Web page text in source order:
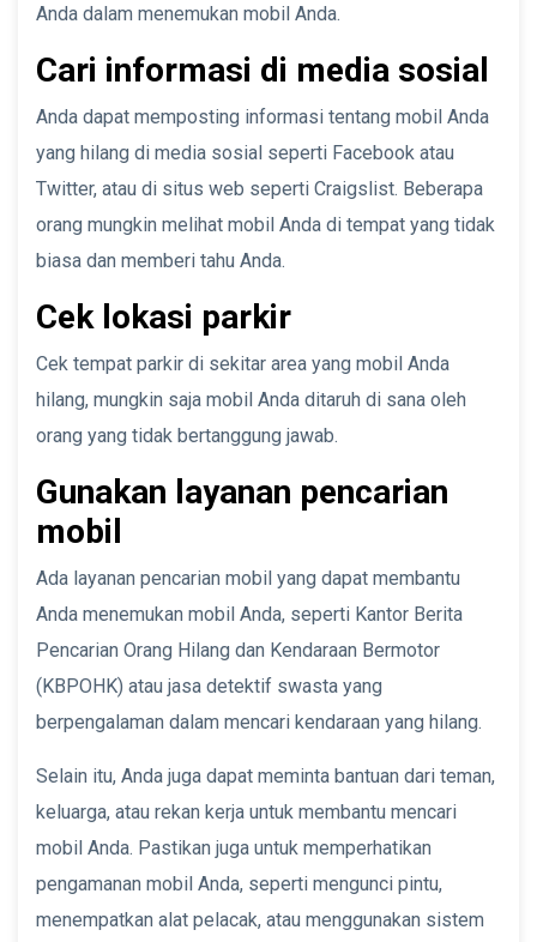
Anda dalam menemukan mobil Anda.
Cari informasi di media sosial
Anda dapat memposting informasi tentang mobil Anda
yang hilang di media sosial seperti Facebook atau
Twitter, atau di situs web seperti Craigslist. Beberapa
orang mungkin melihat mobil Anda di tempat yang tidak
biasa dan memberi tahu Anda.
Cek lokasi parkir
Cek tempat parkir di sekitar area yang mobil Anda
hilang, mungkin saja mobil Anda ditaruh di sana oleh
orang yang tidak bertanggung jawab.
Gunakan layanan pencarian
mobil
Ada layanan pencarian mobil yang dapat membantu
Anda menemukan mobil Anda, seperti Kantor Berita
Pencarian Orang Hilang dan Kendaraan Bermotor
(KBPOHK) atau jasa detektif swasta yang
berpengalaman dalam mencari kendaraan yang hilang.
Selain itu, Anda juga dapat meminta bantuan dari teman,
keluarga, atau rekan kerja untuk membantu mencari
mobil Anda. Pastikan juga untuk memperhatikan
pengamanan mobil Anda, seperti mengunci pintu,
menempatkan alat pelacak, atau menggunakan sistem